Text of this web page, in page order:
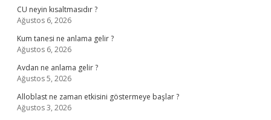
CU neyin kısaltmasıdır ?
Ağustos 6, 2026
Kum tanesi ne anlama gelir ?
Ağustos 6, 2026
Avdan ne anlama gelir ?
Ağustos 5, 2026
Alloblast ne zaman etkisini göstermeye başlar ?
Ağustos 3, 2026